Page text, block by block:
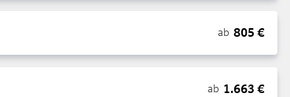
ab 805 €
ab 1.663 €